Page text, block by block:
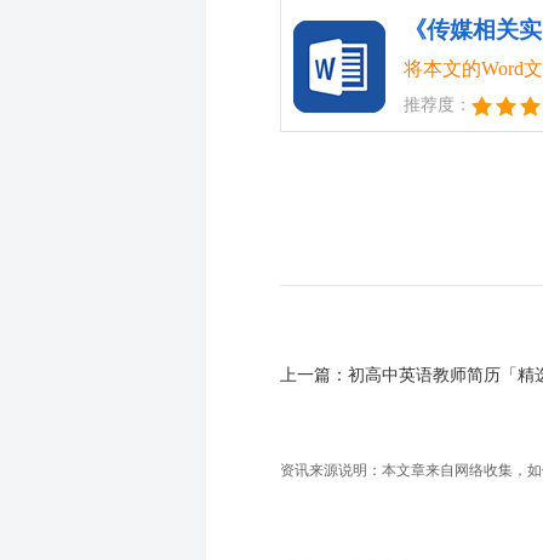
《传媒相关
将本文的Word
推荐度：
上一篇： 初高中英语教师简历「精
资讯来源说明：本文章来自网络收集，